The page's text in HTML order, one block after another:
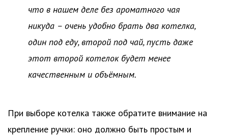
что в нашем деле без ароматного чая
никуда – очень удобно брать два котелка,
один под еду, второй под чай, пусть даже
этот второй котелок будет менее
качественным и объёмным.
При выборе котелка также обратите внимание на
крепление ручки: оно должно быть простым и